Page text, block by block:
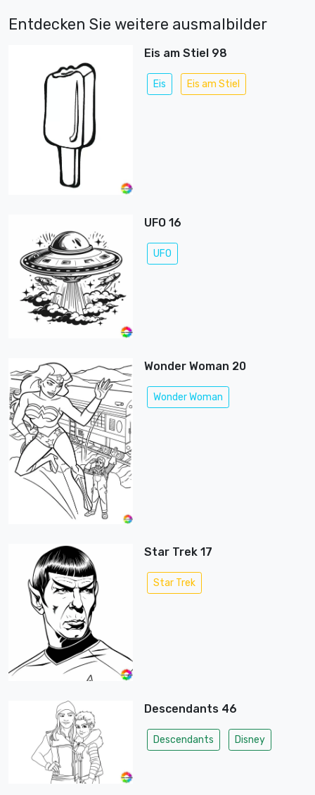
Entdecken Sie weitere ausmalbilder
Eis am Stiel 98
Eis Eis am Stiel
UFO 16
UFO
Wonder Woman 20
Wonder Woman
Star Trek 17
Star Trek
Descendants 46
Descendants Disney